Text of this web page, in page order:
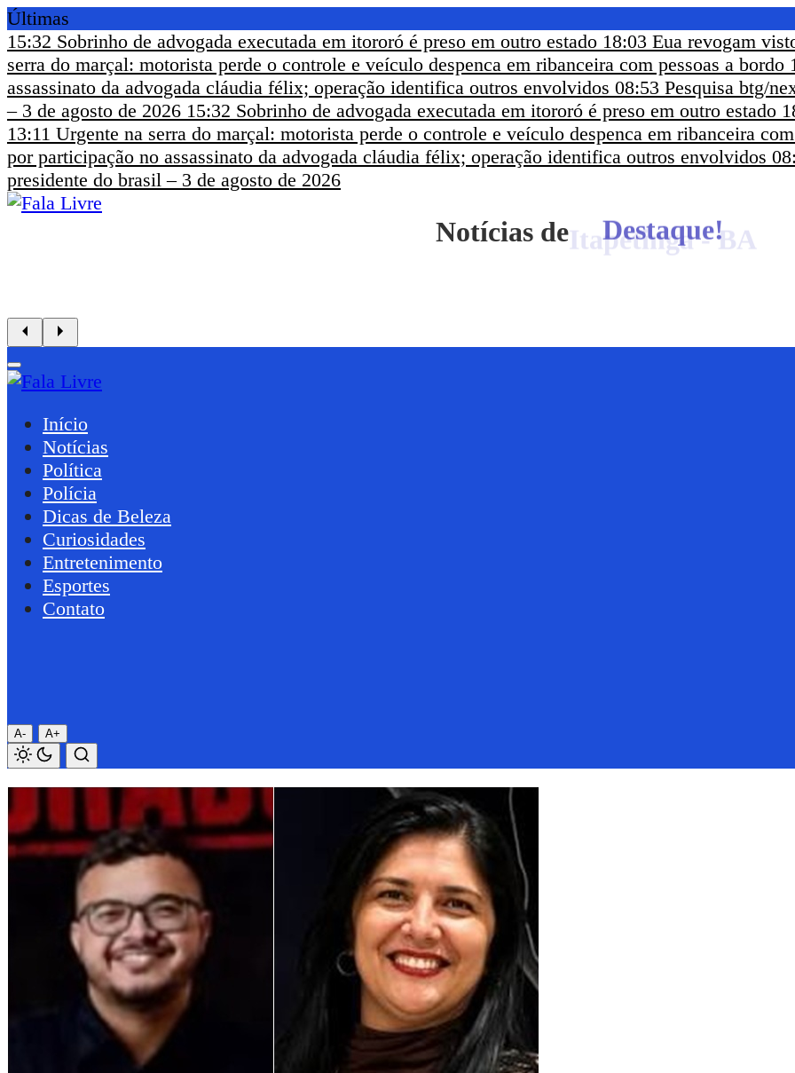
Últimas
15:32 Sobrinho de advogada executada em itororó é preso em outro estado 18:03 Eua revogam
serra do marçal: motorista perde o controle e veículo despenca em ribanceira com pessoas a bordo
assassinato da advogada cláudia félix; operação identifica outros envolvidos 08:53 Pesquisa btg/
– 3 de agosto de 2026 15:32 Sobrinho de advogada executada em itororó é preso em outro estado
13:11 Urgente na serra do marçal: motorista perde o controle e veículo despenca em ribanceira
por participação no assassinato da advogada cláudia félix; operação identifica outros envolvidos
presidente do brasil – 3 de agosto de 2026
Notícias deItapetinga - BA
Início
Notícias
Política
Polícia
Dicas de Beleza
Curiosidades
Entretenimento
Esportes
Contato
A- A+